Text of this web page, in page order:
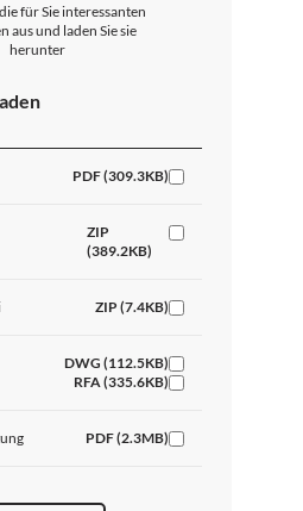
für Sie interessanten
aus und laden Sie sie
herunter
PDF (309.3KB)
ZIP
(389.2KB)
ZIP (7.4KB)
DWG (112.5KB)
RFA (335.6KB)
PDF (2.3MB)